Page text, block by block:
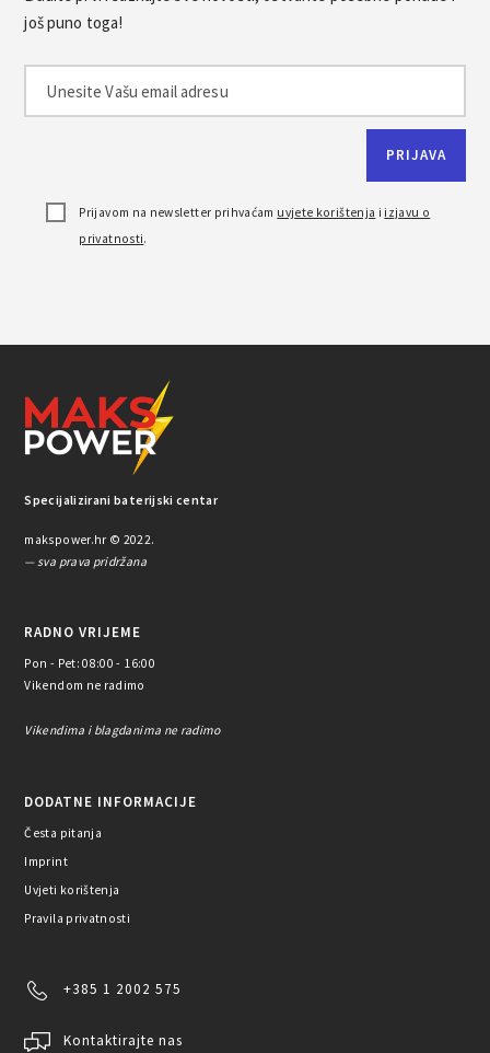
još puno toga!
Prijavom na newsletter prihvaćam uvjete korištenja i izjavu o
privatnosti.
Specijalizirani baterijski centar
makspower.hr © 2022.
— sva prava pridržana
RADNO VRIJEME
Pon - Pet: 08:00 - 16:00
Vikendom ne radimo
Vikendima i blagdanima ne radimo
DODATNE INFORMACIJE
Česta pitanja
Imprint
Uvjeti korištenja
Pravila privatnosti
+385 1 2002 575
Kontaktirajte nas